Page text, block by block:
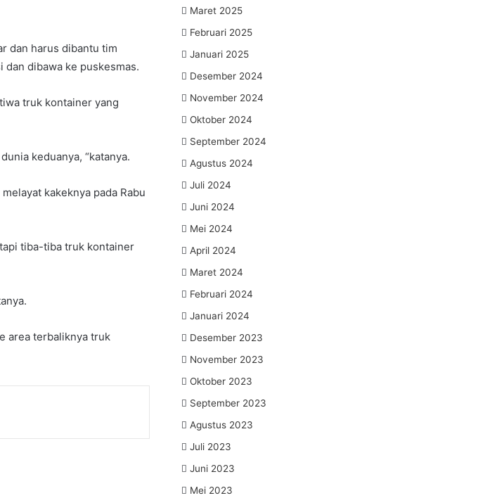
dan harus dibantu tim
dibawa ke puskesmas.
truk kontainer yang
keduanya, “katanya.
kakeknya pada Rabu
tiba-tiba truk kontainer
area terbaliknya truk
Maret 2025
Februari 2025
Januari 2025
Desember 2024
November 2024
Oktober 2024
September 2024
Agustus 2024
Juli 2024
Juni 2024
Mei 2024
April 2024
Maret 2024
Februari 2024
Januari 2024
Desember 2023
November 2023
Oktober 2023
September 2023
Agustus 2023
Juli 2023
Juni 2023
Mei 2023